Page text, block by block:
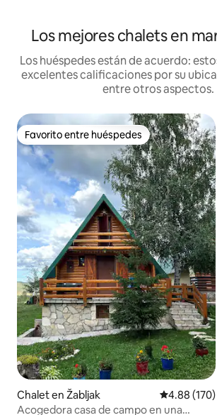
Los mejores chalets en
Los huéspedes están de acuerdo:
excelentes calificaciones por su
entre otros aspectos.
Favorito entre huéspedes
Favorito entre huéspedes
Chalet en Žabljak
4.88 (170)
Acogedora casa de campo en una